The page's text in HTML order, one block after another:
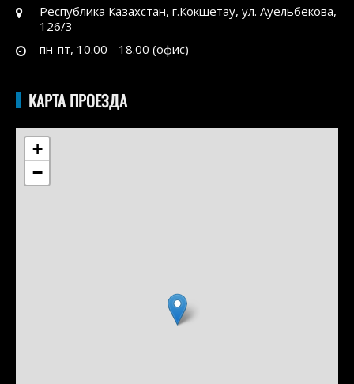
Республика Казахстан, г.Кокшетау, ул. Ауельбекова,
126/3
пн-пт, 10.00 - 18.00 (офис)
КАРТА ПРОЕЗДА
+
−